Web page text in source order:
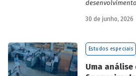
da Escola de
30 de junho, 2026
Estudos especiais
Uma análise